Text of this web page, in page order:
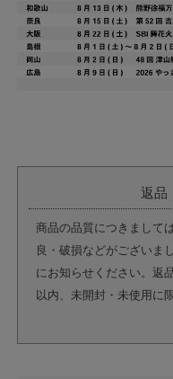
返品
商品の品質につきまして
良・破損などがございま
にお知らせください。返
以内、未開封・未使用に